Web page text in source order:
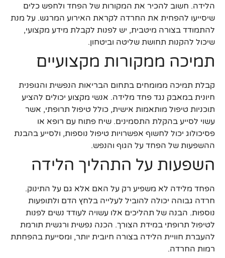
הלידה. חשוב להכיר את המקורות של הפחד ולחפש כלים
שיסייעו להפחית את החרדה לקראת האירוע המרגש. על מנת
להתמודד בצורה מיטבית, יש לפנות לקבלת מידע מקצועי,
שיכול להקנות תחושת שליטה וביטחון.
תמיכה ממקורות מקצועיים
קבלת תמיכה ממומחים בתחום הבריאות הנפשית והגופנית
חיונית במאבק נגד פחד מלידה. אנשי מקצוע יכולים להציע
תוכניות טיפול מותאמות אישית, כולל טיפול תרופתי, אשר
עשוי לסייע בהקלת התסמינים. שיח פתוח עם רופא או
פסיכולוג יכול לחשוף אפשרויות טיפול נוספות, ולסייע בהבנת
ההשפעות של הפחד על הגוף והנפש.
השפעות על התהליך הלידה
הפחד מלידה לא משפיע רק על האם אלא גם על התינוק.
חרדה גבוהה יכולה להוביל לעלייה בלחץ הדם ולתופעות
נוספות. הבנה של תהליכים אלו עשויה לעודד נשים לפנות
לטיפול תרופתי במידת הצורך. הכנה נפשית ורגשית תורמת
להעברת חוויית הלידה בצורה חיובית יותר, ומסייעת בהפחתת
רמות החרדה.